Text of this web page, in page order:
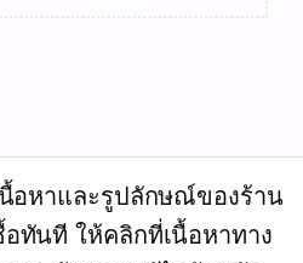
อหาและรูปลักษณ์ของร้าน
ทันที ให้คลิกที่เนื้อหาทาง